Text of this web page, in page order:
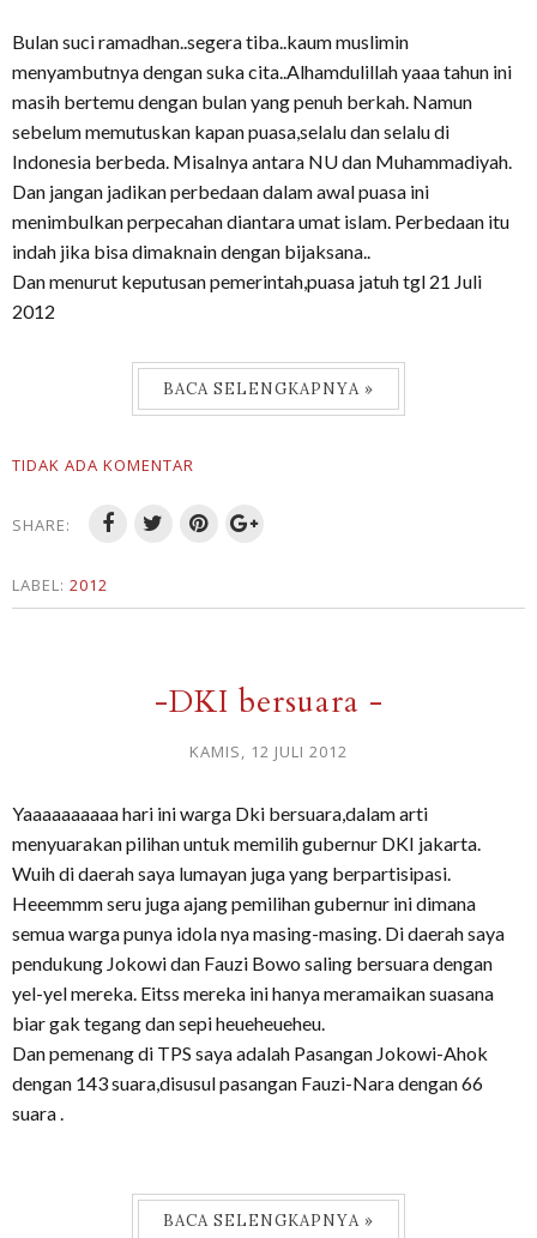
Bulan suci ramadhan..segera tiba..kaum muslimin
menyambutnya dengan suka cita..Alhamdulillah yaaa tahun ini
masih bertemu dengan bulan yang penuh berkah. Namun
sebelum memutuskan kapan puasa,selalu dan selalu di
Indonesia berbeda. Misalnya antara NU dan Muhammadiyah.
Dan jangan jadikan perbedaan dalam awal puasa ini
menimbulkan perpecahan diantara umat islam. Perbedaan itu
indah jika bisa dimaknain dengan bijaksana..
Dan menurut keputusan pemerintah,puasa jatuh tgl 21 Juli
2012
BACA SELENGKAPNYA »
TIDAK ADA KOMENTAR
SHARE:
LABEL: 2012
-DKI bersuara -
KAMIS, 12 JULI 2012
Yaaaaaaaaaa hari ini warga Dki bersuara,dalam arti
menyuarakan pilihan untuk memilih gubernur DKI jakarta.
Wuih di daerah saya lumayan juga yang berpartisipasi.
Heeemmm seru juga ajang pemilihan gubernur ini dimana
semua warga punya idola nya masing-masing. Di daerah saya
pendukung Jokowi dan Fauzi Bowo saling bersuara dengan
yel-yel mereka. Eitss mereka ini hanya meramaikan suasana
biar gak tegang dan sepi heueheueheu.
Dan pemenang di TPS saya adalah Pasangan Jokowi-Ahok
dengan 143 suara,disusul pasangan Fauzi-Nara dengan 66
suara .
BACA SELENGKAPNYA »